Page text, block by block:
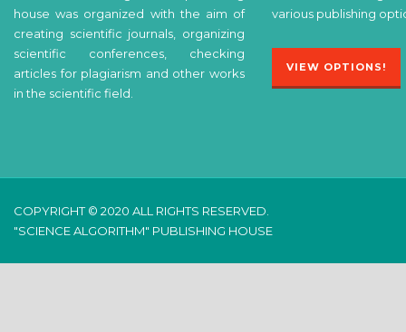
house was organized with the aim of
creating scientific journals, organizing
scientific conferences, checking
articles for plagiarism and other works
in the scientific field.
various publishing
VIEW OPTIONS!
COPYRIGHT © 2020 ALL RIGHTS RESERVED.
"SCIENCE ALGORITHM" PUBLISHING HOUSE